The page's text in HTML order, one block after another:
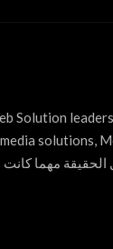
Solution
solutions,